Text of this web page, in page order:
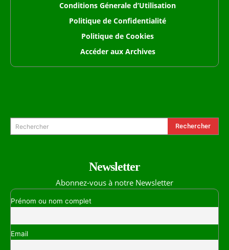
Conditions Génerale d’Utilisation
Politique de Confidentialité
Politique de Cookies
Accéder aux Archives
Rechercher Rechercher
Newsletter
Abonnez-vous à notre Newsletter
Prénom ou nom complet
Email